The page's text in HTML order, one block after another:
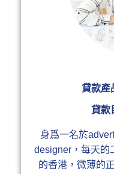
貸款產
貸款
身爲一名於
designer，每天的
的香港，微薄的